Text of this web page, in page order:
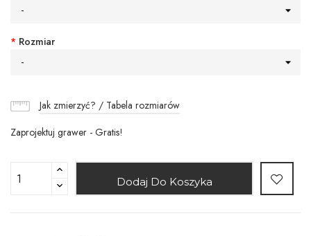
-
* Rozmiar
-
Jak zmierzyć? / Tabela rozmiarów
Zaprojektuj grawer - Gratis!
Dodaj Do Koszyka